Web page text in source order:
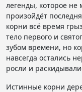
легенды, которое не
произойдёт
корни всё время
тело первого и
зубом времени, но
навсегда остались
росли и
Истинные корни